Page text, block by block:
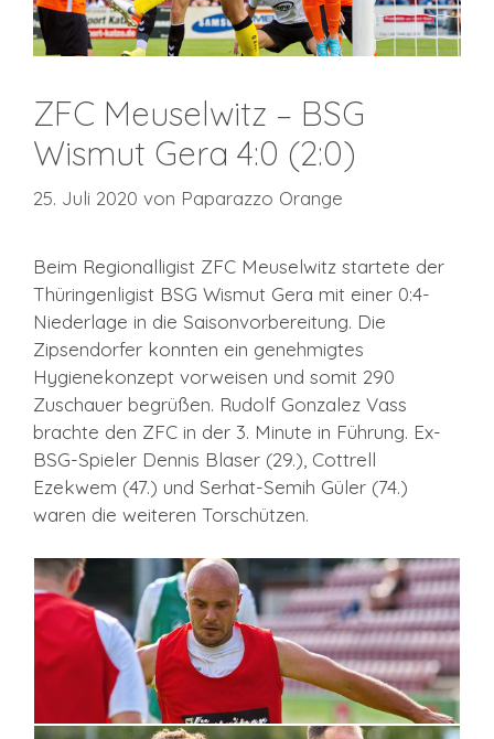
ZFC Meuselwitz – BSG
Wismut Gera 4:0 (2:0)
25. Juli 2020 von Paparazzo Orange
Beim Regionalligist ZFC Meuselwitz startete der
Thüringenligist BSG Wismut Gera mit einer 0:4-
Niederlage in die Saisonvorbereitung. Die
Zipsendorfer konnten ein genehmigtes
Hygienekonzept vorweisen und somit 290
Zuschauer begrüßen. Rudolf Gonzalez Vass
brachte den ZFC in der 3. Minute in Führung. Ex-
BSG-Spieler Dennis Blaser (29.), Cottrell
Ezekwem (47.) und Serhat-Semih Güler (74.)
waren die weiteren Torschützen.